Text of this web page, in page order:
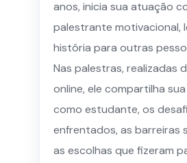
anos, inicia sua atuação
palestrante motivacional,
história para outras
Nas palestras, realizadas
online, ele compartilha
como estudante, os
enfrentados, as barreiras
as escolhas que fizeram